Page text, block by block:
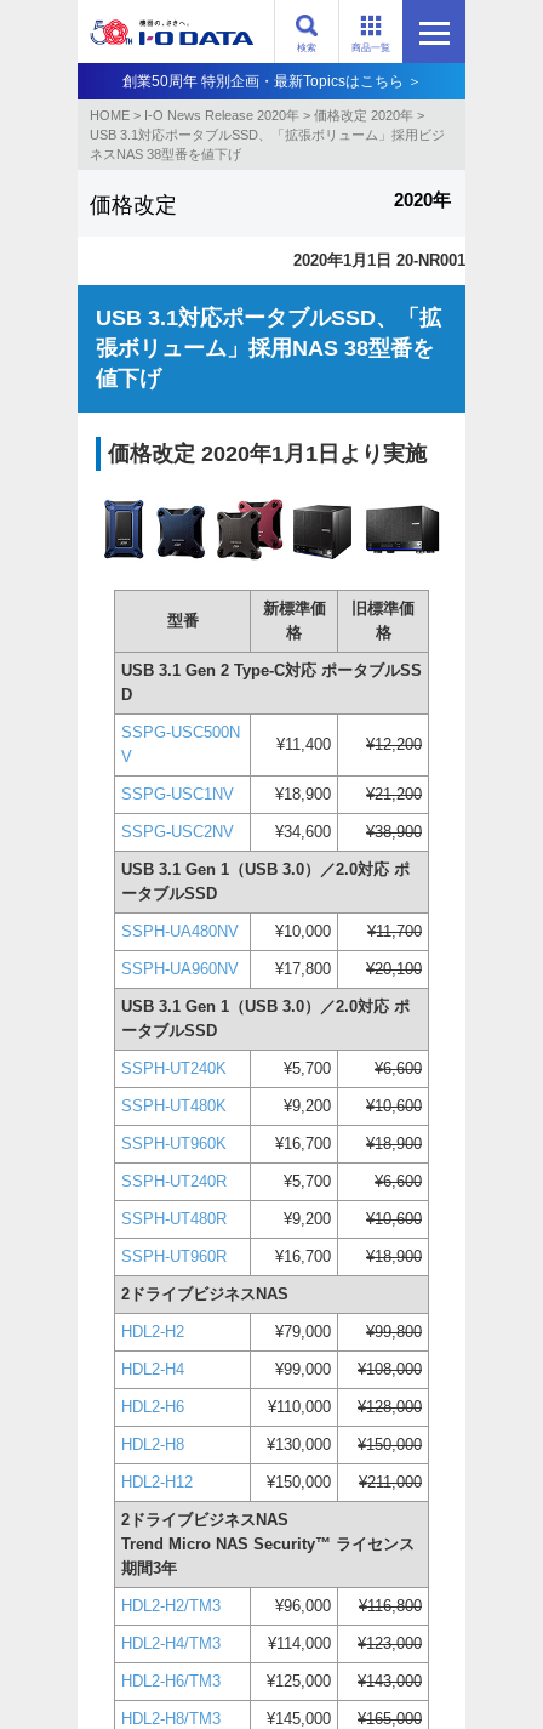
商品一覧
検索
創業50周年 特別企画・最新Topicsはこちら ＞
HOME > I-O News Release 2020年 > 価格改定 2020年 >
USB 3.1対応ポータブルSSD、「拡張ボリューム」採用ビジ
ネスNAS 38型番を値下げ
価格改定 2020年
2020年1月1日 20-NR001
USB 3.1対応ポータブルSSD、「拡
張ボリューム」採用NAS 38型番を
値下げ
価格改定 2020年1月1日より実施
型番
新標準価
格
旧標準価
格
USB 3.1 Gen 2 Type-C対応 ポータブルSS
D
SSPG-USC500N
V
¥11,400 ¥12,200
SSPG-USC1NV ¥18,900 ¥21,200
SSPG-USC2NV ¥34,600 ¥38,900
USB 3.1 Gen 1（USB 3.0）／2.0対応 ポ
ータブルSSD
SSPH-UA480NV ¥10,000 ¥11,700
SSPH-UA960NV ¥17,800 ¥20,100
USB 3.1 Gen 1（USB 3.0）／2.0対応 ポ
ータブルSSD
SSPH-UT240K ¥5,700 ¥6,600
SSPH-UT480K ¥9,200 ¥10,600
SSPH-UT960K ¥16,700 ¥18,900
SSPH-UT240R ¥5,700 ¥6,600
SSPH-UT480R ¥9,200 ¥10,600
SSPH-UT960R ¥16,700 ¥18,900
2ドライブビジネスNAS
HDL2-H2 ¥79,000 ¥99,800
HDL2-H4 ¥99,000 ¥108,000
HDL2-H6 ¥110,000 ¥128,000
HDL2-H8 ¥130,000 ¥150,000
HDL2-H12 ¥150,000 ¥211,000
2ドライブビジネスNAS
Trend Micro NAS Security™ ライセンス
期間3年
HDL2-H2/TM3 ¥96,000 ¥116,800
HDL2-H4/TM3 ¥114,000 ¥123,000
HDL2-H6/TM3 ¥125,000 ¥143,000
HDL2-H8/TM3 ¥145,000 ¥165,000